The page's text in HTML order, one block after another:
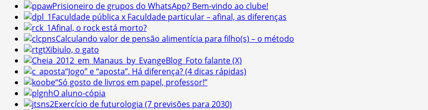
Prisioneiro de grupos do WhatsApp? Bem-vindo ao clube!
Faculdade pública x Faculdade particular – afinal, as diferenças
Afinal, o rock está morto?
Calculando valor de pensão alimentícia para filho(s) – o método
Xibiulo, o gato
Foto falante (X)
“Jogo” e “aposta”. Há diferença? (4 dicas rápidas)
“Só gosto de livros em papel, professor!”
O aluno-cópia
Exercício de futurologia (7 previsões para 2030)